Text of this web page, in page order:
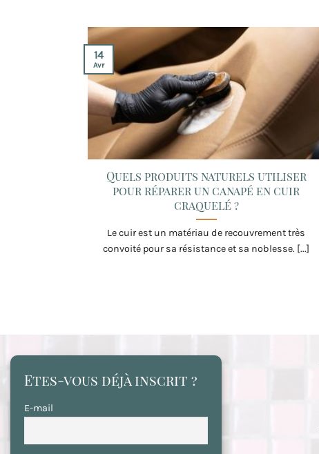
Quels produits naturels utiliser
pour réparer un canapé en cuir
craquelé ?
Le cuir est un matériau de recouvrement très
convoité pour sa résistance et sa noblesse. [...]
14
Avr
Etes-vous déjà inscrit ?
E-mail